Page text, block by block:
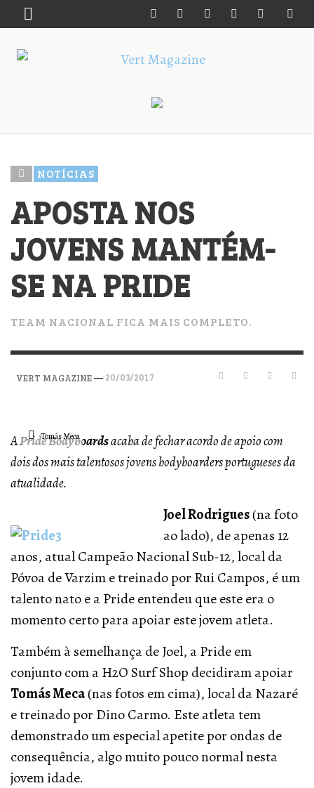
NOTÍCIAS
APOSTA NOS
JOVENS MANTÉM-
SE NA PRIDE
TEAM NACIONAL FICA MAIS COMPLETO.
VERT MAGAZINE— 20/03/2017
Tomás Meca
APride Bodyboardsacaba de fechar acordo de apoio com
dois dos mais talentosos jovens bodyboarders portugueses da
atualidade.
Joel Rodrigues(na foto
ao lado), de apenas 12
anos, atual Campeão Nacional Sub-12, local da
Póvoa de Varzim e treinado por Rui Campos, é um
talento nato e a Pride entendeu que este era o
momento certo para apoiar este jovem atleta.
Também à semelhança de Joel, a Pride em
conjunto com a H2O Surf Shop decidiram apoiar
Tomás Meca(nas fotos em cima), local da Nazaré
e treinado por Dino Carmo. Este atleta tem
demonstrado um especial apetite por ondas de
consequência, algo muito pouco normal nesta
jovem idade.